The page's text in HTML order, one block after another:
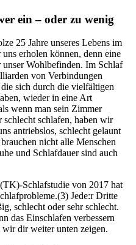
ein – oder zu wenig
25 Jahre unse­res Lebens im
erholen können, denn eine
Wohl­be­fin­den. Im Schlaf
von Verbindungen
sich durch die vielfältigen
wieder in eine Art
wenn man sein Zimmer
schla­fen, haben wir
antriebs­los, schlecht gelaunt
nicht alle Menschen
und Schlafdauer sind auch
Schlaf­stu­die von 2017 hat
Jede:r Dritte
schlecht oder sehr schlecht.
das Einschlafen verbessern
dir weiter unten zeigen.